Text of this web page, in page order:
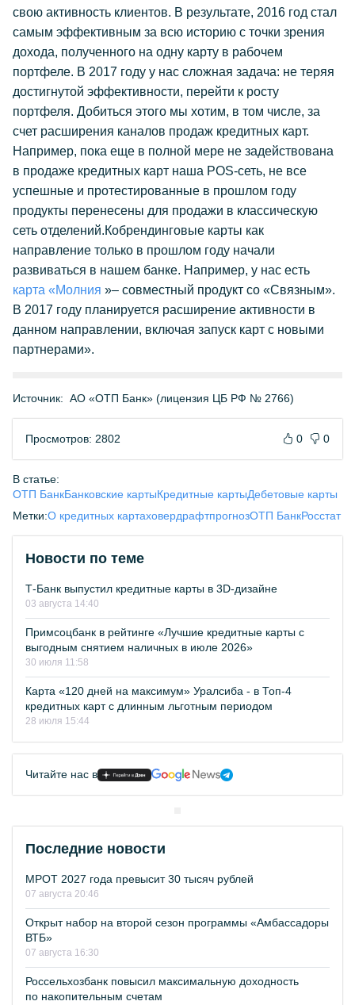
свою активность клиентов. В результате, 2016 год стал
самым эффективным за всю историю с точки зрения
дохода, полученного на одну карту в рабочем
портфеле. В 2017 году у нас сложная задача: не теряя
достигнутой эффективности, перейти к росту
портфеля. Добиться этого мы хотим, в том числе, за
счет расширения каналов продаж кредитных карт.
Например, пока еще в полной мере не задействована
в продаже кредитных карт наша POS-сеть, не все
успешные и протестированные в прошлом году
продукты перенесены для продажи в классическую
сеть отделений.Кобрендинговые карты как
направление только в прошлом году начали
развиваться в нашем банке. Например, у нас есть
карта «Молния »– совместный продукт со «Связным».
В 2017 году планируется расширение активности в
данном направлении, включая запуск карт с новыми
партнерами».
Источник: АО «ОТП Банк» (лицензия ЦБ РФ № 2766)
Просмотров: 2802 0 0
В статье:
ОТП БанкБанковские картыКредитные картыДебетовые карты
Метки:О кредитных картаховердрафтпрогнозОТП БанкРосстат
Новости по теме
Т-Банк выпустил кредитные карты в 3D-дизайне
03 августа 14:40
Примсоцбанк в рейтинге «Лучшие кредитные карты с
выгодным снятием наличных в июле 2026»
30 июля 11:58
Карта «120 дней на максимум» Уралсиба - в Топ-4
кредитных карт с длинным льготным периодом
28 июля 15:44
Читайте нас в
Последние новости
МРОТ 2027 года превысит 30 тысяч рублей
07 августа 20:46
Открыт набор на второй сезон программы «Амбассадоры
ВТБ»
07 августа 16:30
Россельхозбанк повысил максимальную доходность
по накопительным счетам